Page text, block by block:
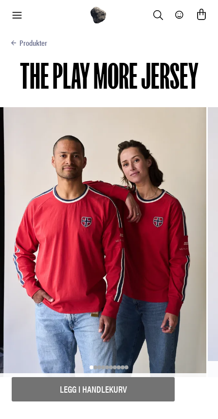
Search Community
Produkter
THE PLAY MORE JERSEY
LEGG I HANDLEKURV